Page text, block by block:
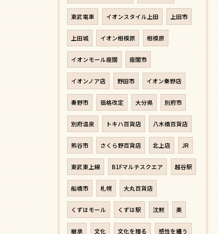
東武電車 イオンスタイル上田 上田市
上田城 イオン相模原 相模原
イオンモール座間 座間市
イオンノア店 野田市 イオン秦野店
秦野市 価格改定 大分県 別府市
別府温泉 トキハ百貨店 八木橋百貨店
熊谷市 さくら野百貨店 北上店 JR
東武東上線 B1Fマルチスクエア 越谷駅
船橋市 札幌 大丸百貨店
くずはモール くずは駅 沈黙 美
継承 文化 文化を贈る 感性を纏う